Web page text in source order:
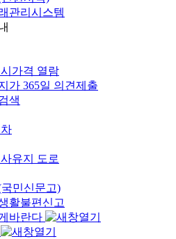
관리시스템
가격 열람
가 365일 의견제출
색
유지 도로
민신문고)
활불편신고
바란다